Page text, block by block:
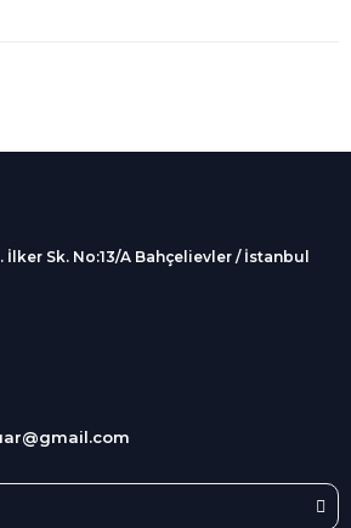
taksit
İlker Sk. No:13/A Bahçelievler / İstanbul